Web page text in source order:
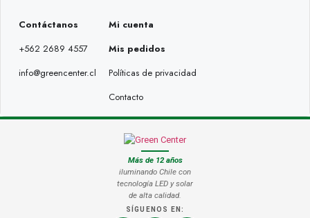
Contáctanos
+562 2689 4557
info@greencenter.cl
Mi cuenta
Mis pedidos
Políticas de privacidad
Contacto
Más de 12 años
iluminando Chile con
tecnología LED y solar
de alta calidad.
SÍGUENOS EN: